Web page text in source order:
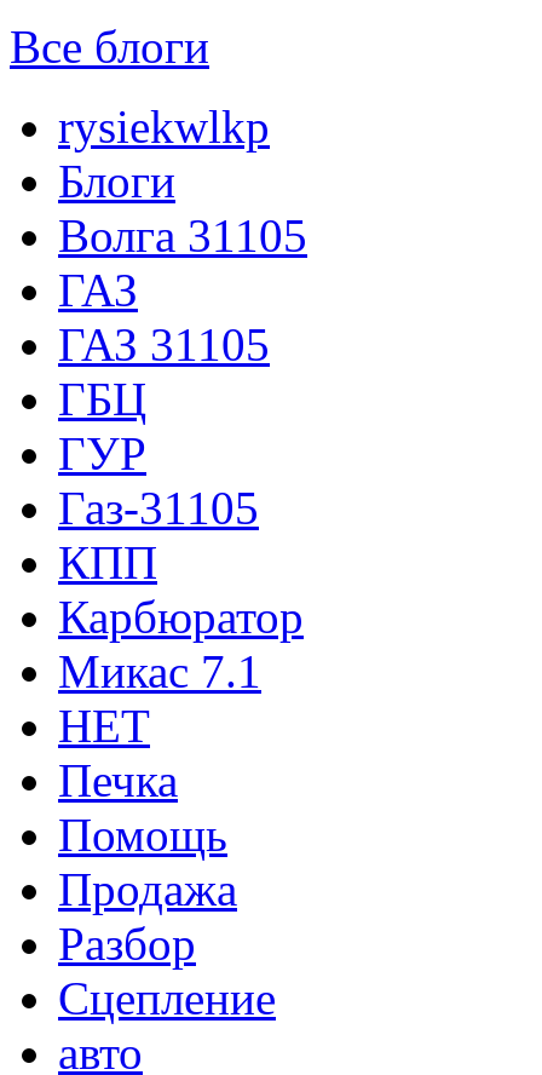
Все блоги
rysiekwlkp
Блоги
Волга 31105
ГАЗ
ГАЗ 31105
ГБЦ
ГУР
Газ-31105
КПП
Карбюратор
Микас 7.1
НЕТ
Печка
Помощь
Продажа
Разбор
Сцепление
авто